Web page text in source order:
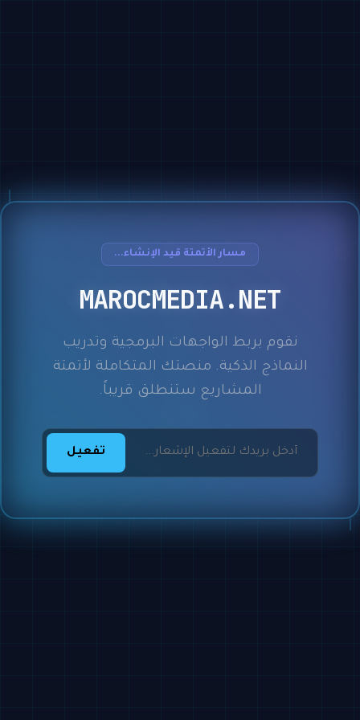
مسار الأتمتة قيد الإنشاء...
MAROCMEDIA.NET
نقوم بربط الواجهات البرمجية وتدريب
النماذج الذكية. منصتك المتكاملة لأتمتة
المشاريع ستنطلق قريباً.
تفعيل